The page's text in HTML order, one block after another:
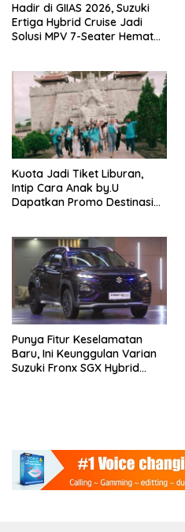
Hadir di GIIAS 2026, Suzuki
Ertiga Hybrid Cruise Jadi
Solusi MPV 7-Seater Hemat
Kuota Jadi Tiket Liburan,
Intip Cara Anak by.U
Dapatkan Promo Destinasi
Punya Fitur Keselamatan
Baru, Ini Keunggulan Varian
Suzuki Fronx SGX Hybrid